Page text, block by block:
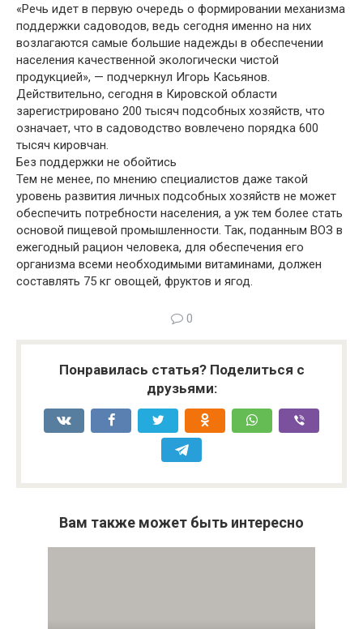
«Речь идет в первую очередь о формировании механизма
поддержки садоводов, ведь сегодня именно на них
возлагаются самые большие надежды в обеспечении
населения качественной экологически чистой
продукцией», — подчеркнул Игорь Касьянов.
Действительно, сегодня в Кировской области
зарегистрировано 200 тысяч подсобных хозяйств, что
означает, что в садоводство вовлечено порядка 600
тысяч кировчан.
Без поддержки не обойтись
Тем не менее, по мнению специалистов даже такой
уровень развития личных подсобных хозяйств не может
обеспечить потребности населения, а уж тем более стать
основой пищевой промышленности. Так, поданным ВОЗ в
ежегодный рацион человека, для обеспечения его
организма всеми необходимыми витаминами, должен
составлять 75 кг овощей, фруктов и ягод.
0
Понравилась статья? Поделиться с
друзьями:
Вам также может быть интересно